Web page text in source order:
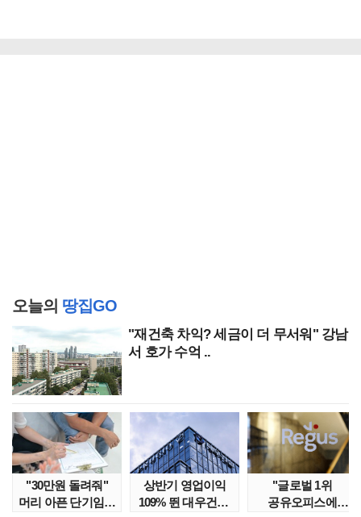
오늘의 땅집GO
"재건축 차익? 세금이 더 무서워" 강남
서 호가 수억 ..
"30만원 돌려줘"
머리 아픈 단기임대
상반기 영업이익
109% 뛴 대우건설,
"글로벌 1위
공유오피스에